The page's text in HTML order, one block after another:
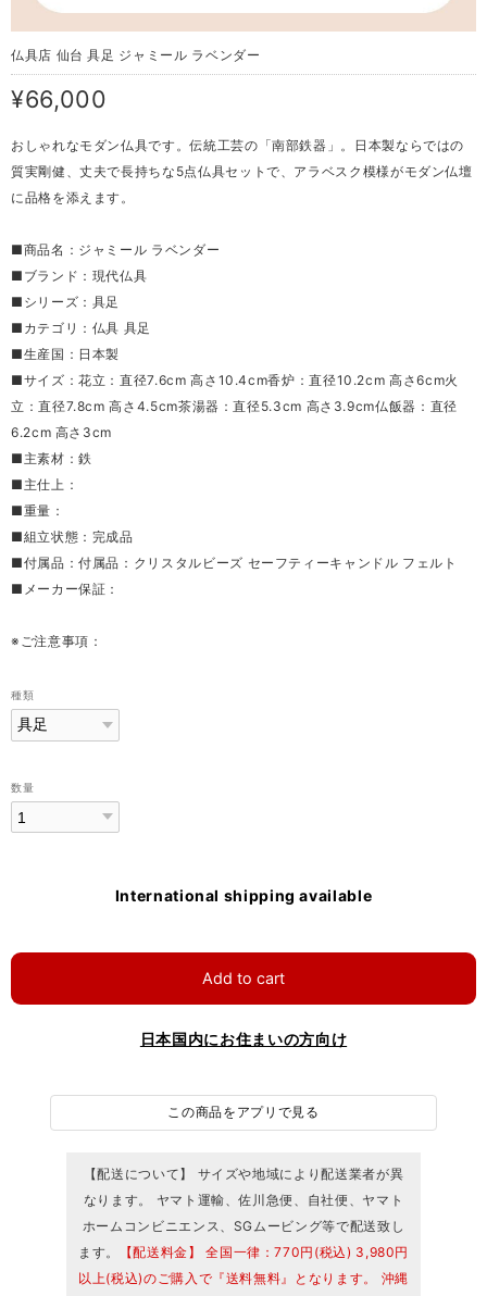
仏具店 仙台 具足 ジャミール ラベンダー
¥66,000
おしゃれなモダン仏具です。伝統工芸の「南部鉄器」。日本製ならではの
質実剛健、丈夫で長持ちな5点仏具セットで、アラベスク模様がモダン仏壇
に品格を添えます。
■商品名：ジャミール ラベンダー
■ブランド：現代仏具
■シリーズ：具足
■カテゴリ：仏具 具足
■生産国：日本製
■サイズ：花立：直径7.6cm 高さ10.4cm香炉：直径10.2cm 高さ6cm火
立：直径7.8cm 高さ4.5cm茶湯器：直径5.3cm 高さ3.9cm仏飯器：直径
6.2cm 高さ3cm
■主素材：鉄
■主仕上：
■重量：
■組立状態：完成品
■付属品：付属品：クリスタルビーズ セーフティーキャンドル フェルト
■メーカー保証：
※ご注意事項：
種類
数量
International shipping available
Add to cart
日本国内にお住まいの方向け
この商品をアプリで見る
【配送について】 サイズや地域により配送業者が異
なります。 ヤマト運輸、佐川急便、自社便、ヤマト
ホームコンビニエンス、SGムービング等で配送致し
ます。
【配送料金】 全国一律：770円(税込) 3,980円
以上(税込)のご購入で『送料無料』となります。 沖縄